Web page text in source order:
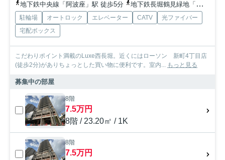
地下鉄中央線「阿波座」駅 徒歩5分
地下鉄長堀鶴見緑地「西長堀」駅 徒歩4分
駐輪場 オートロック エレベーター CATV
光ファイバー
宅配ボックス
こだわりポイント満載のLuxe西長堀。近くにはローソン 新町4丁目店
(徒歩2分)がありちょっとした買い物に便利です。室内... もっと見る
募集中の部屋
8階
7.5万円
8階 / 23.20㎡ / 1K
8階
7.5万円